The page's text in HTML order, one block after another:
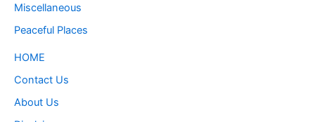
Miscellaneous
Peaceful Places
HOME
Contact Us
About Us